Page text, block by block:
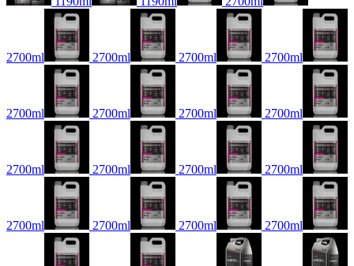
2700ml 2700ml 2700ml 2700ml
2700ml 2700ml 2700ml 2700ml
2700ml 2700ml 2700ml 2700ml
2700ml 2700ml 2700ml 2700ml